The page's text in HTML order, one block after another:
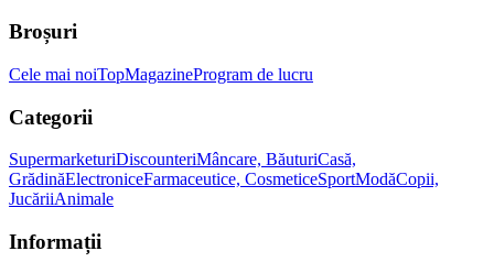
Broșuri
Cele mai noiTopMagazineProgram de lucru
Categorii
SupermarketuriDiscounteriMâncare, BăuturiCasă,
GrădinăElectroniceFarmaceutice, CosmeticeSportModăCopii,
JucăriiAnimale
Informații